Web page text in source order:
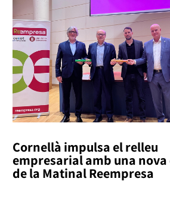
Cornellà impulsa el relleu
empresarial amb una
de la Matinal Reempresa